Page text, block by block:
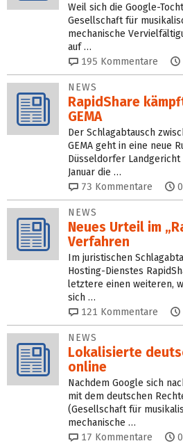
Weil sich die Google-
Gesellschaft für
mechanische
auf …
195 Kommentare
NEWS
RapidShare
GEMA
Der Schlagabtausch
GEMA geht in eine neue
Düsseldorfer
Januar die …
73 Kommentare
NEWS
Neues Urteil im
Verfahren
Im juristischen
Hosting-Dienstes
letztere einen weiteren,
sich …
121 Kommentare
NEWS
Lokalisierte
online
Nachdem Google sich
mit dem deutschen
(Gesellschaft für
mechanische …
17 Kommentare